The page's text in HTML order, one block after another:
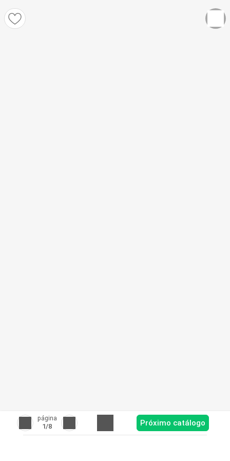
página
1/8 Próximo catálogo